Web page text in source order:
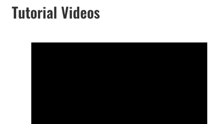
Tutorial Videos